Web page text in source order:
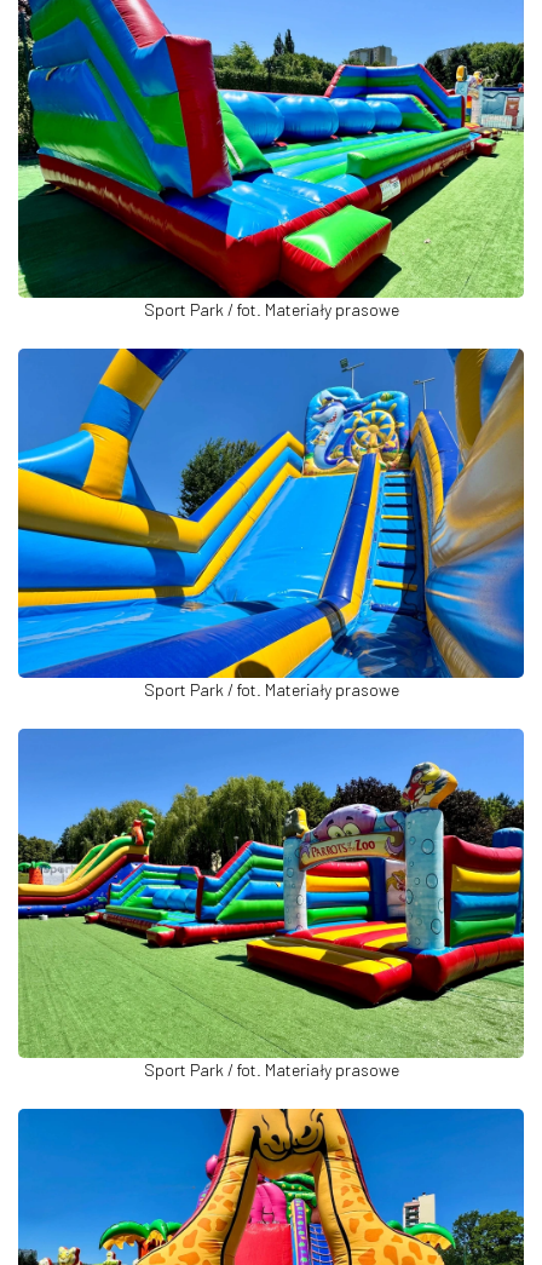
Sport Park / fot. Materiały prasowe
Sport Park / fot. Materiały prasowe
Sport Park / fot. Materiały prasowe